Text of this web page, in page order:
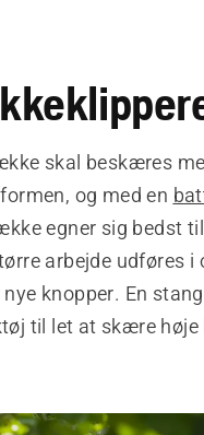
skal beskæres
og med en
egner sig bedst
arbejde udføres
knopper. En
til let at skære høje